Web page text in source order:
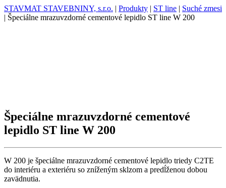
STAVMAT STAVEBNINY, s.r.o. | Produkty | ST line | Suché zmesi
| Špeciálne mrazuvzdorné cementové lepidlo ST line W 200
Špeciálne mrazuvzdorné cementové
lepidlo ST line W 200
W 200 je špeciálne mrazuvzdorné cementové lepidlo triedy C2TE
do interiéru a exteriéru so zníženým sklzom a predĺženou dobou
zavädnutia.